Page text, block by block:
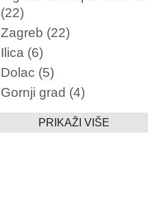
(22)
Zagreb (22)
Ilica (6)
Dolac (5)
Gornji grad (4)
PRIKAŽI VIŠE